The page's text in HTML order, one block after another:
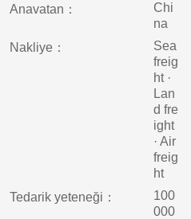
Anavatan：
Chi
na
Nakliye：
Sea
freig
ht ·
Lan
d fre
ight
· Air
freig
ht
Tedarik yeteneği：
100
000